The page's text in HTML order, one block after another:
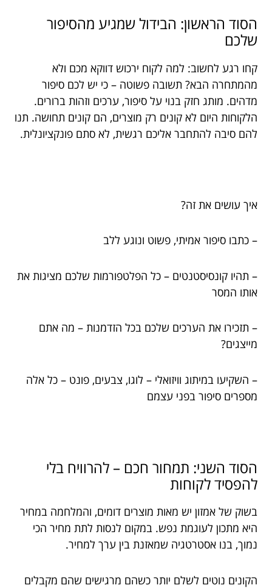
הסוד הראשון: הבידול שמגיע מהסיפור
שלכם
קחו רגע לחשוב: למה לקוח ירכוש דווקא מכם ולא
מהמתחרה הבא? תשובה פשוטה – כי יש לכם סיפור
מדהים. מותג חזק בנוי על סיפור, ערכים וזהות ברורים.
הלקוחות היום לא קונים רק מוצרים, הם קונים תחושה. תנו
להם סיבה להתחבר אליכם רגשית, לא סתם פונקציונלית.
איך עושים את זה?
– כתבו סיפור אמיתי, פשוט ונוגע ללב
– תהיו קונסיסטנטים – כל הפלטפורמות שלכם מציגות את
אותו המסר
– תזכירו את הערכים שלכם בכל הזדמנות – מה אתם
מייצגים?
– השקיעו במיתוג וויזואלי – לוגו, צבעים, פונט – כל אלה
מספרים סיפור בפני עצמם
הסוד השני: תמחור חכם – להרוויח בלי
להפסיד לקוחות
בשוק של אמזון יש מאות מוצרים דומים, והמלחמה במחיר
היא מתכון לעוגמת נפש. במקום לנסות לתת מחיר הכי
נמוך, בנו אסטרטגיה שמאזנת בין ערך למחיר.
הקונים נוטים לשלם יותר כשהם מרגישים שהם מקבלים